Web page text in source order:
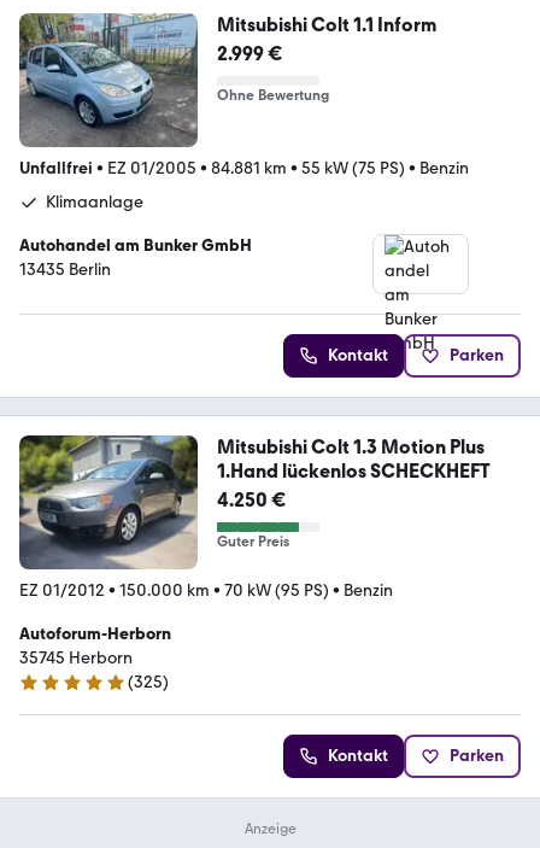
Mitsubishi Colt 1.1 Inform
2.999 €
Ohne Bewertung
Unfallfrei • EZ 01/2005 • 84.881 km • 55 kW (75 PS) • Benzin
Klimaanlage
Autohandel am Bunker GmbH
13435 Berlin
Kontakt Parken
Mitsubishi Colt 1.3 Motion Plus
1.Hand lückenlos SCHECKHEFT
4.250 €
Guter Preis
EZ 01/2012 • 150.000 km • 70 kW (95 PS) • Benzin
Autoforum-Herborn
35745 Herborn
5 Sterne
(325)
Kontakt Parken